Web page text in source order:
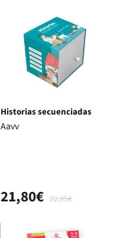
Historias secuenciadas
Aavv
22,95€
21,80€